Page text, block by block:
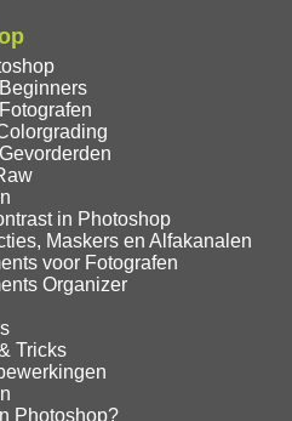
in Photoshop
Maskers en Alfakanalen
voor Fotografen
Organizer
Tricks
Photoshop?